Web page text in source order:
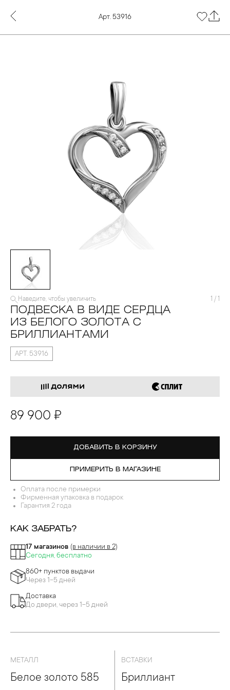
Арт. 53916
Наведите, чтобы увеличить 1 / 1
ПОДВЕСКА В ВИДЕ СЕРДЦА
ИЗ БЕЛОГО ЗОЛОТА С
БРИЛЛИАНТАМИ
АРТ. 53916
89 900 ₽
ДОБАВИТЬ В КОРЗИНУ
ПРИМЕРИТЬ В МАГАЗИНЕ
Оплата после примерки
Фирменная упаковка в подарок
Гарантия 2 года
КАК ЗАБРАТЬ?
17 магазинов (в наличии в 2)
Сегодня, бесплатно
860+ пунктов выдачи
Через 1-5 дней
Доставка
До двери, через 1-5 дней
МЕТАЛЛ
Белое золото 585
ВСТАВКИ
Бриллиант